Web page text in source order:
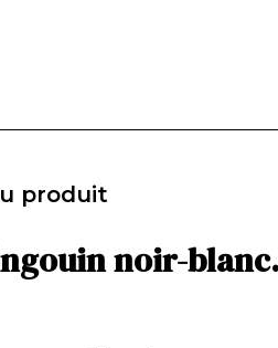
produit
noir-blanc.